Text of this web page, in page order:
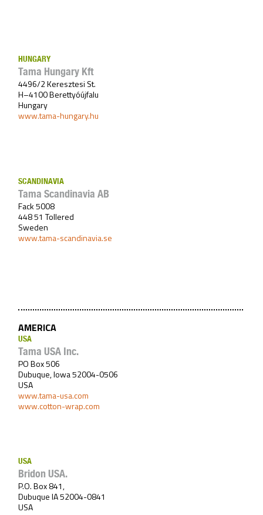
HUNGARY
Tama Hungary Kft
4496/2 Keresztesi St.
H–4100 Berettyóújfalu
Hungary
www.tama-hungary.hu
SCANDINAVIA
Tama Scandinavia AB
Fack 5008
448 51 Tollered
Sweden
www.tama-scandinavia.se
AMERICA
USA
Tama USA Inc.
PO Box 506
Dubuque, Iowa 52004-0506
USA
www.tama-usa.com
www.cotton-wrap.com
USA
Bridon USA.
P.O. Box 841,
Dubuque IA 52004-0841
USA